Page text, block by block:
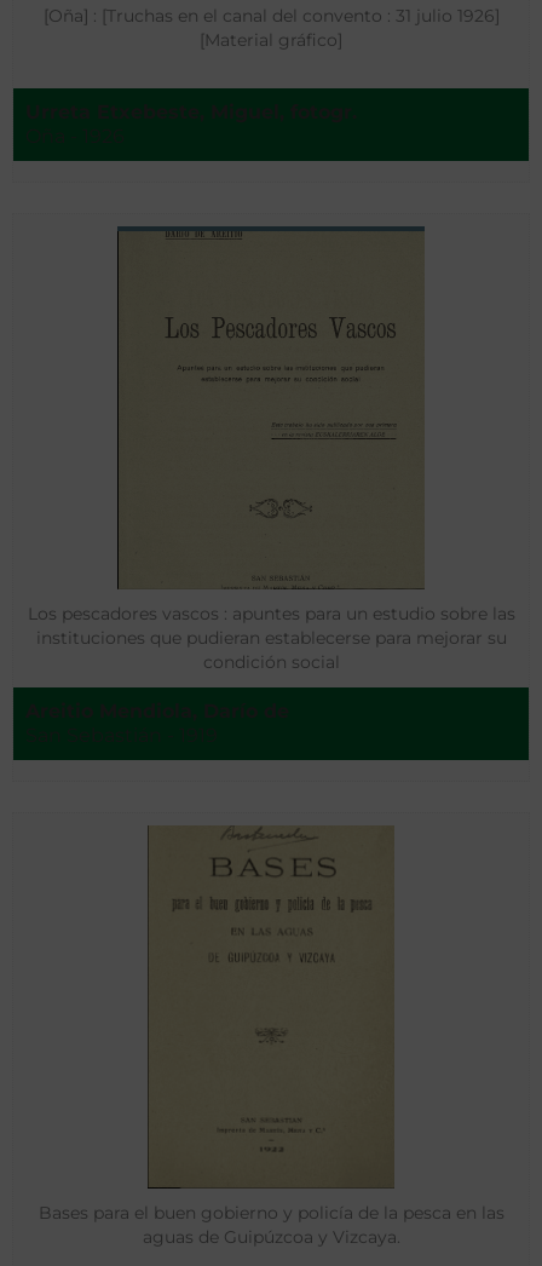
[Oña] : [Truchas en el canal del convento : 31 julio 1926]
[Material gráfico]
Los pescadores vascos : apuntes para un estudio sobre las
instituciones que pudieran establecerse para mejorar su
condición social
Bases para el buen gobierno y policía de la pesca en las
aguas de Guipúzcoa y Vizcaya.